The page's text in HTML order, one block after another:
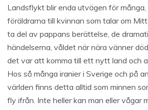
Landsflykt blir enda utvägen för
föräldrarna till kvinnan som talar om
ta del av pappans berättelse, de
händelserna, våldet när nära vänner
det var att komma till ett nytt land och
Hos så många iranier i Sverige och på
världen finns detta alltid som minnen
fly ifrån. Inte heller kan man eller vågar